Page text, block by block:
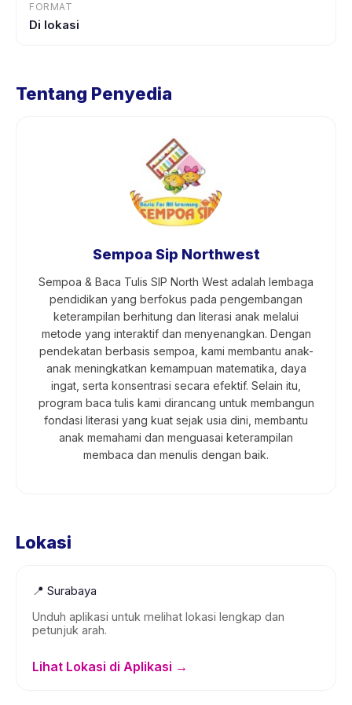
FORMAT
Di lokasi
Tentang Penyedia
Sempoa Sip Northwest
Sempoa & Baca Tulis SIP North West adalah lembaga
pendidikan yang berfokus pada pengembangan
keterampilan berhitung dan literasi anak melalui
metode yang interaktif dan menyenangkan. Dengan
pendekatan berbasis sempoa, kami membantu anak-
anak meningkatkan kemampuan matematika, daya
ingat, serta konsentrasi secara efektif. Selain itu,
program baca tulis kami dirancang untuk membangun
fondasi literasi yang kuat sejak usia dini, membantu
anak memahami dan menguasai keterampilan
membaca dan menulis dengan baik.
Lokasi
📍 Surabaya
Unduh aplikasi untuk melihat lokasi lengkap dan
petunjuk arah.
Lihat Lokasi di Aplikasi →